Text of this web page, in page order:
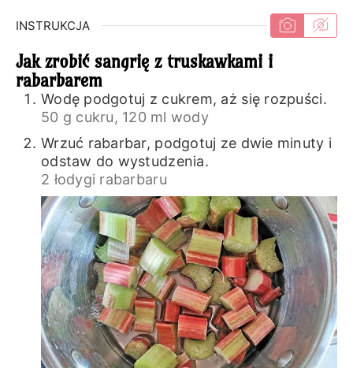
INSTRUKCJA
Jak zrobić sangrię z truskawkami i
rabarbarem
Wodę podgotuj z cukrem, aż się rozpuści.
50 g cukru, 120 ml wody
Wrzuć rabarbar, podgotuj ze dwie minuty i
odstaw do wystudzenia.
2 łodygi rabarbaru